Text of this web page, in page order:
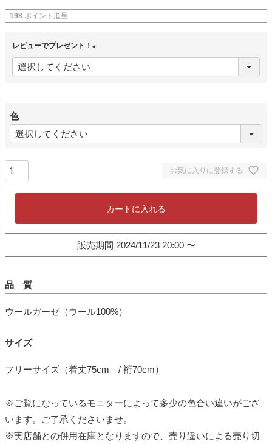
198 ポイント進呈
レビューでプレゼント！
必
色
お気に入りに登録する
カートに入れる
販売期間 2024/11/23 20:00 〜
品 質
ウールガーゼ（ウール100%）
サイズ
フリーサイズ（着丈75cm / 裄70cm）
※ご覧になっているモニターによって多少の色合い違いがござ
います。ご了承くださいませ。
※実店舗との併用在庫となりますので、売り違いによる売り切